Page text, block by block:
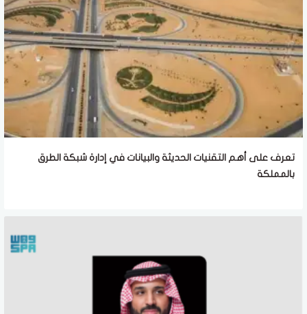
تعرف على أهم التقنيات الحديثة والبيانات في إدارة شبكة الطرق
بالمملكة